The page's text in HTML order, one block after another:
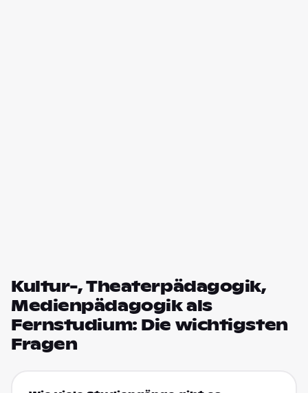
Kultur-, Theaterpädagogik,
Medienpädagogik als
Fernstudium: Die wichtigsten
Fragen